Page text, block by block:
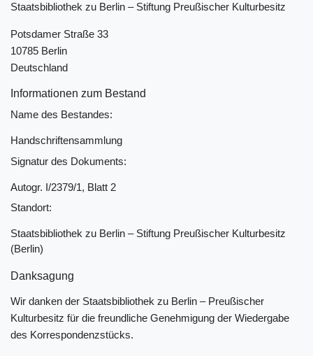
Staatsbibliothek zu Berlin ‒ Stiftung Preußischer Kulturbesitz
Potsdamer Straße 33
10785 Berlin
Deutschland
Informationen zum Bestand
Name des Bestandes:
Handschriftensammlung
Signatur des Dokuments:
Autogr. I/2379/1, Blatt 2
Standort:
Staatsbibliothek zu Berlin ‒ Stiftung Preußischer Kulturbesitz
(Berlin)
Danksagung
Wir danken der Staatsbibliothek zu Berlin ‒ Preußischer
Kulturbesitz für die freundliche Genehmigung der Wiedergabe
des Korrespondenzstücks.